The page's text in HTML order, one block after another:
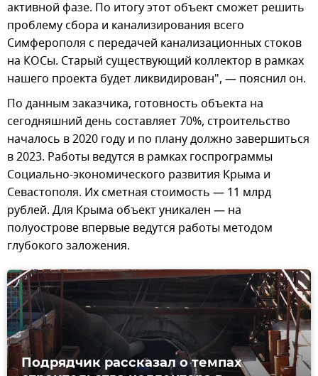
активной фазе. По итогу этот объект сможет решить
проблему сбора и канализирования всего
Симферополя с передачей канализационных стоков
на КОСы. Старый существующий коллектор в рамках
нашего проекта будет ликвидирован", — пояснил он.
По данным заказчика, готовность объекта на
сегодняшний день составляет 70%, строительство
началось в 2020 году и по плану должно завершиться
в 2023. Работы ведутся в рамках госпрограммы
Социально-экономического развития Крыма и
Севастополя. Их сметная стоимость — 11 млрд
рублей. Для Крыма объект уникален — на
полуострове впервые ведутся работы методом
глубокого заложения.
Подрядчик рассказал о темпах